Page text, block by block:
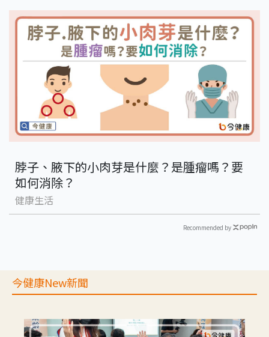
脖子、腋下的小肉芽是什麼？是腫瘤嗎？要
如何消除？
健康生活
Recommended by
今健康New新聞